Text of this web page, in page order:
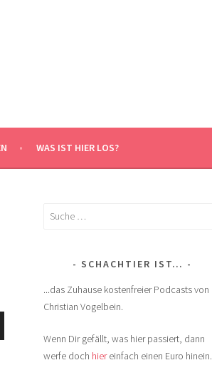
WAS IST HIER LOS?
Suche
SCHACHTIER IST…
...das Zuhause kostenfreier Podcasts von
Christian Vogelbein.
Wenn Dir gefällt, was hier passiert, dann
werfe doch hiereinfach einen Euro hinein.